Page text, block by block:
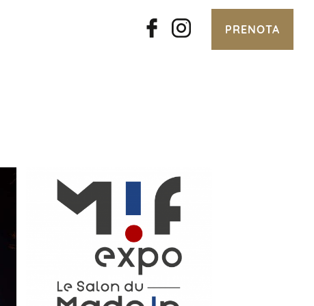
PRENOTA
SALONE MADE IN
FRANCE 2025 A
PORTE DE
VERSAILLES